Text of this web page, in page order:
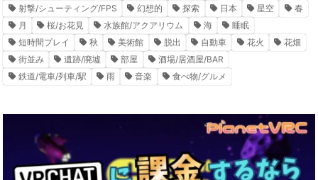
射撃/シューティング/FPS
幻想的 探索 日本 星空
春
月
桜/お花見 水族館/アクアリウム 海
睡眠
短時間プレイ
秋 美術館 脱出 自動車 花火
花畑
街並み
遺跡/廃墟 部屋
酒場/居酒屋/BAR
鉄道/電車/列車/駅
雨 音楽 食べ物/グルメ